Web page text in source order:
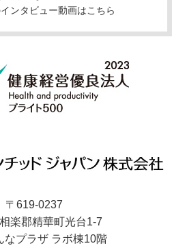
ンタビュー動画はこちら
〒619-0237
楽郡精華町光台1-7
なプラザ ラボ棟10階